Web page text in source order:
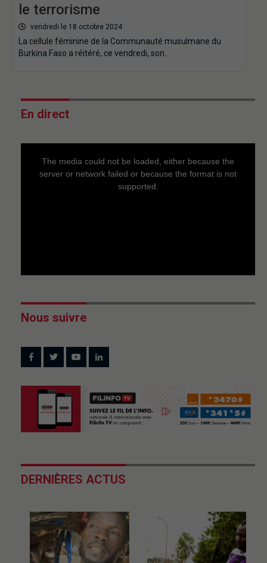
le terrorisme
vendredi le 18 octobre 2024
La cellule féminine de la Communauté musulmane du
Burkina Faso a réitéré, ce vendredi, son…
En direct
The media could not be loaded, either because the
server or network failed or because the format is not
supported.
Nous suivre
DERNIÈRES ACTUS